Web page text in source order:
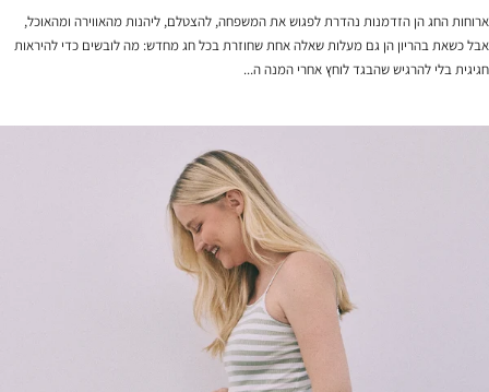
ארוחות החג הן הזדמנות נהדרת לפגוש את המשפחה, להצטלם, ליהנות מהאווירה ומהאוכל,
אבל כשאת בהריון הן גם מעלות שאלה אחת שחוזרת בכל חג מחדש: מה לובשים כדי להיראות
חגיגית בלי להרגיש שהבגד לוחץ אחרי המנה ה...